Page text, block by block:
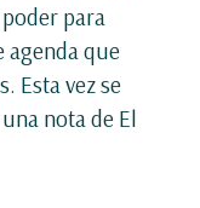
para
agenda que
Esta vez se
nota de El